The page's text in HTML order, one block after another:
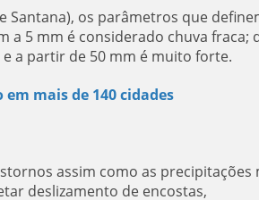
Santana), os parâmetros que
a 5 mm é considerado chuva fraca;
a partir de 50 mm é muito forte.
mais de 140 cidades
assim como as precipitações
deslizamento de encostas,